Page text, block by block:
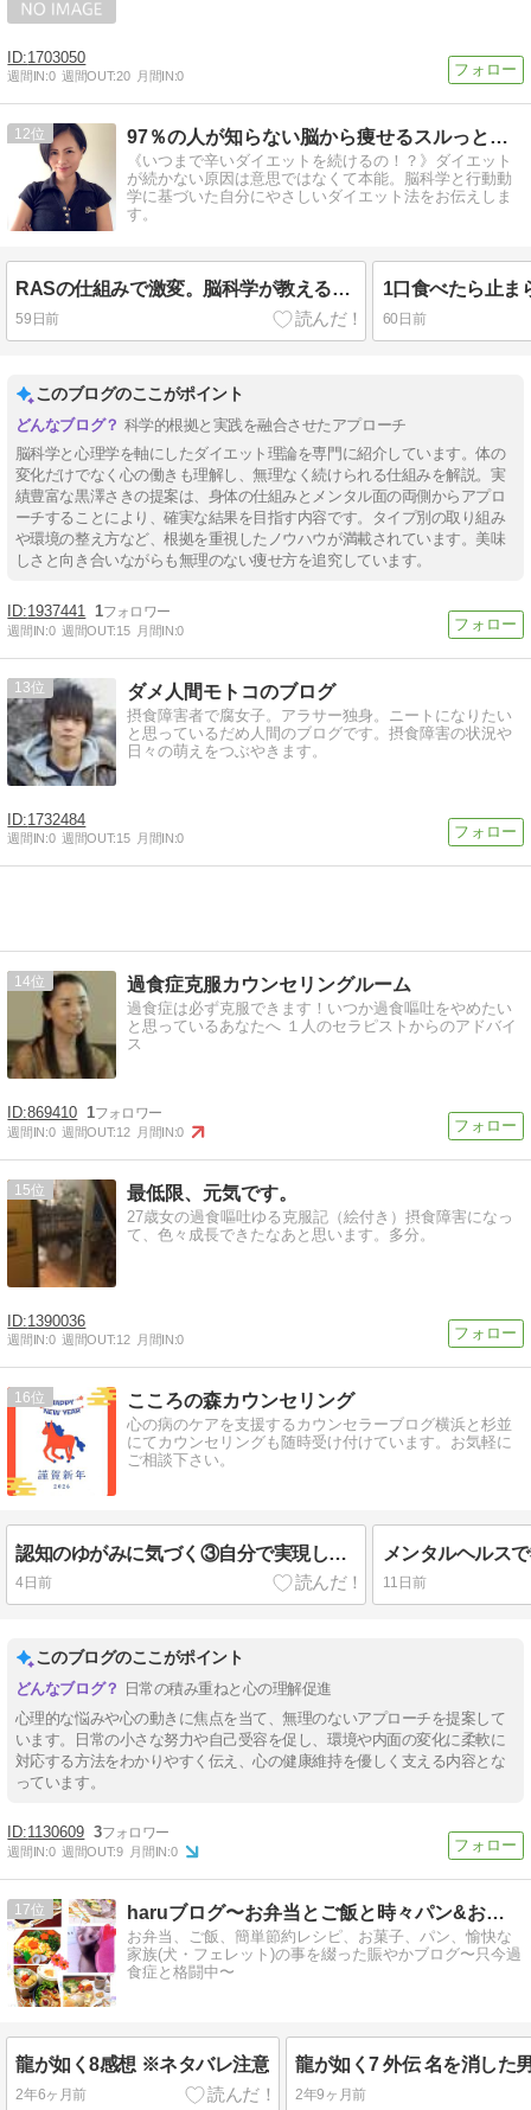
1703050
週間IN:0 週間OUT:20 月間IN:0
12 97％の人が知らない脳から痩せるスルっとダイエット
《いつまで辛いダイエットを続けるの！？》ダイエット
が続かない原因は意思ではなくて本能。脳科学と行動動
学に基づいた自分にやさしいダイエット法をお伝えしま
す。
RASの仕組みで激変。脳科学が教える”勝手に痩せる”情報の集め方
59日前 60日前
このブログのここがポイント
科学的根拠と実践を融合させたアプローチ
脳科学と心理学を軸にしたダイエット理論を専門に紹介しています。体の
変化だけでなく心の働きも理解し、無理なく続けられる仕組みを解説。実
績豊富な黒澤さきの提案は、身体の仕組みとメンタル面の両側からアプロ
ーチすることにより、確実な結果を目指す内容です。タイプ別の取り組み
や環境の整え方など、根拠を重視したノウハウが満載されています。美味
しさと向き合いながらも無理のない痩せ方を追究しています。
1937441 1
週間IN:0 週間OUT:15 月間IN:0
13 ダメ人間モトコのブログ
摂食障害者で腐女子。アラサー独身。ニートになりたい
と思っているだめ人間のブログです。摂食障害の状況や
日々の萌えをつぶやきます。
1732484
週間IN:0 週間OUT:15 月間IN:0
14 過食症克服カウンセリングルーム
過食症は必ず克服できます！いつか過食嘔吐をやめたい
と思っているあなたへ １人のセラピストからのアドバイ
ス
869410 1
週間IN:0 週間OUT:12 月間IN:0
15 最低限、元気です。
27歳女の過食嘔吐ゆる克服記（絵付き）摂食障害になっ
て、色々成長できたなあと思います。多分。
1390036
週間IN:0 週間OUT:12 月間IN:0
16 こころの森カウンセリング
心の病のケアを支援するカウンセラーブログ横浜と杉並
にてカウンセリングも随時受け付けています。お気軽に
ご相談下さい。
認知のゆがみに気づく③自分で実現してしまう予言
4日前 11日前
このブログのここがポイント
日常の積み重ねと心の理解促進
心理的な悩みや心の動きに焦点を当て、無理のないアプローチを提案して
います。日常の小さな努力や自己受容を促し、環境や内面の変化に柔軟に
対応する方法をわかりやすく伝え、心の健康維持を優しく支える内容とな
っています。
1130609 3
週間IN:0 週間OUT:9 月間IN:0
17 haruブログ〜お弁当とご飯と時々パン&お菓子〜
お弁当、ご飯、簡単節約レシピ、お菓子、パン、愉快な
家族(犬・フェレット)の事を綴った賑やかブログ〜只今過
食症と格闘中〜
龍が如く8感想 ※ネタバレ注意
2年6ヶ月前 2年9ヶ月前